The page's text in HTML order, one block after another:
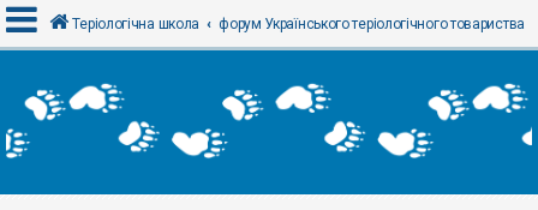
х
і
Теріологічна школа форум Українського теріологічного товариства